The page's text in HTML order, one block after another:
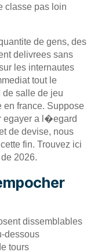
classe pas loin
de gens, des
delivrees sans
les internautes
tout le
salle de jeu
en france. Suppose
egayer a l�egard
de devise, nous
fin. Trouvez ici
2026.
dissemblables
dessous
tours